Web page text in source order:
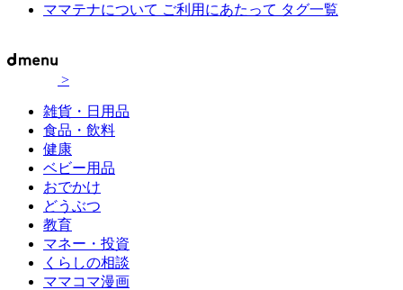
ママテナについて ご利用にあたって タグ一覧
>
雑貨・日用品
食品・飲料
健康
ベビー用品
おでかけ
どうぶつ
教育
マネー・投資
くらしの相談
ママコマ漫画